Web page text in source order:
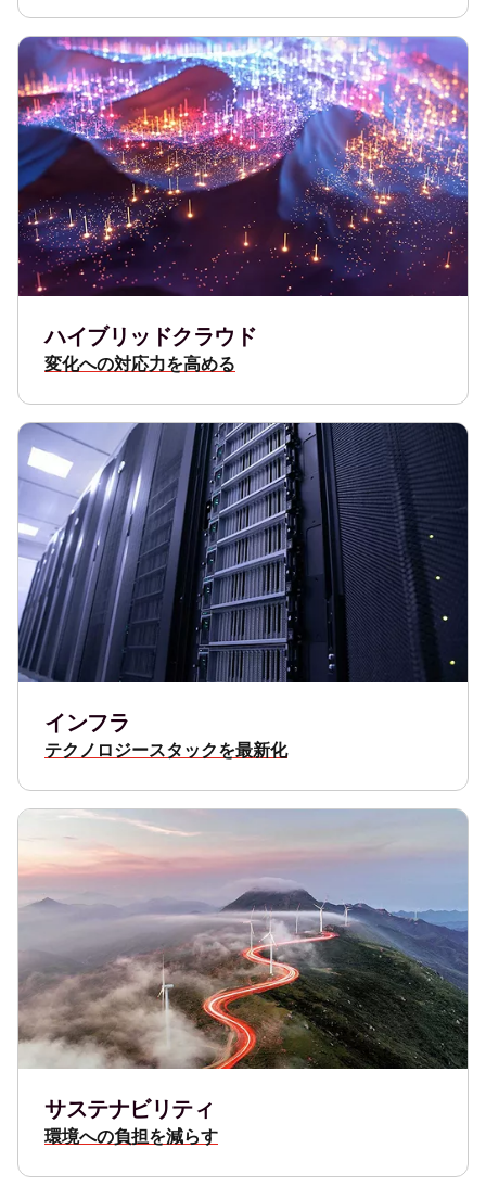
ハイブリッドクラウド
変化への対応力を高める
インフラ
テクノロジースタックを最新化
サステナビリティ
環境への負担を減らす